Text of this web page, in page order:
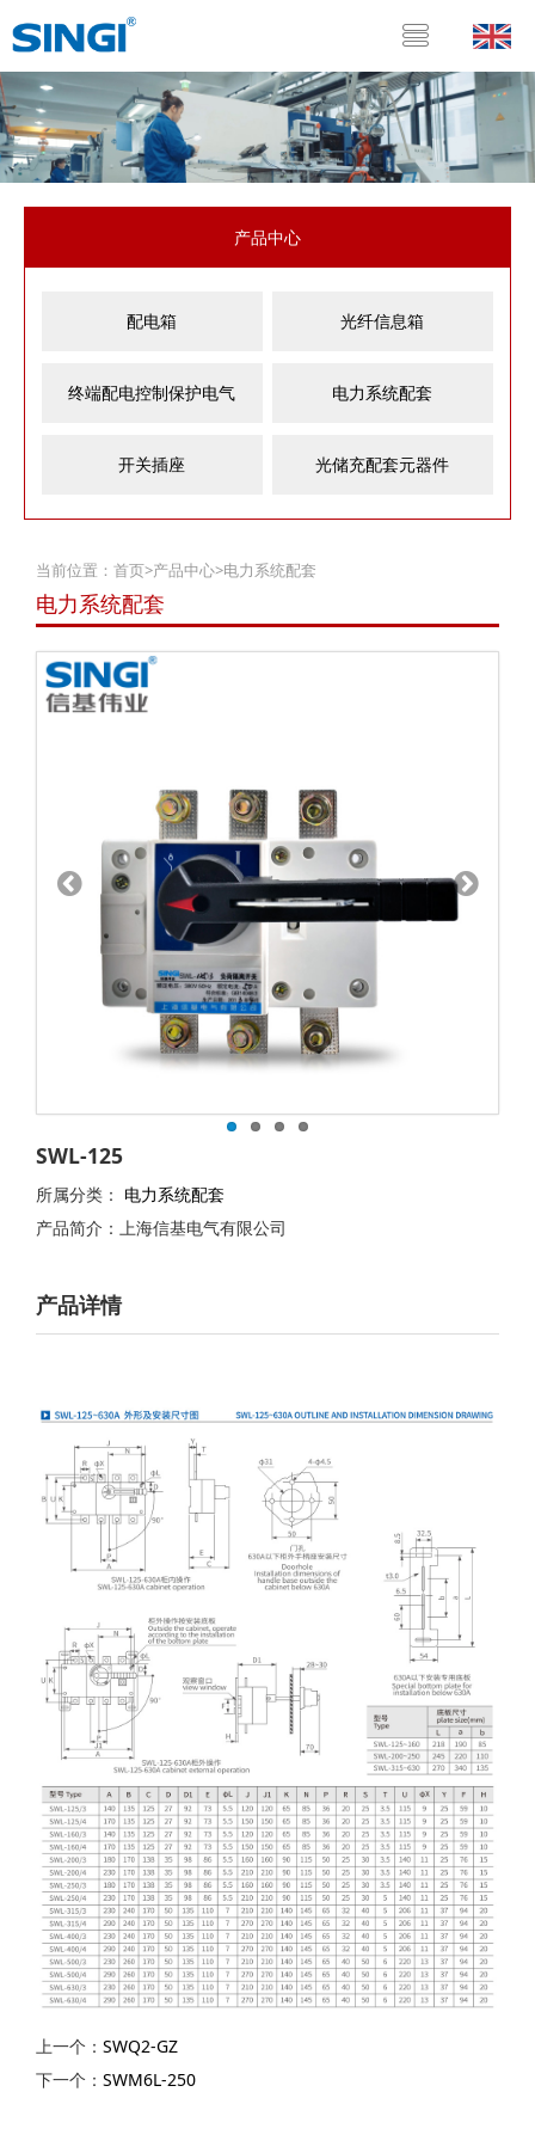
产品中心
配电箱 光纤信息箱
终端配电控制保护电气 电力系统配套
开关插座 光储充配套元器件
当前位置： 首页>产品中心>电力系统配套
电力系统配套
SWL-125
所属分类： 电力系统配套
产品简介：上海信基电气有限公司
产品详情
上一个： SWQ2-GZ
下一个： SWM6L-250